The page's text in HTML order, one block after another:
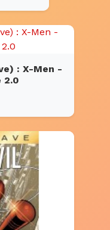
: X-Men -
2.0